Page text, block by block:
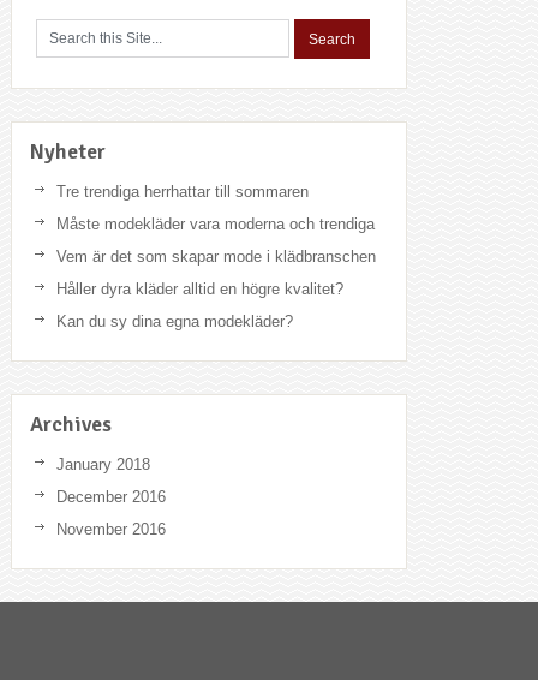
Nyheter
Tre trendiga herrhattar till sommaren
Måste modekläder vara moderna och trendiga
Vem är det som skapar mode i klädbranschen
Håller dyra kläder alltid en högre kvalitet?
Kan du sy dina egna modekläder?
Archives
January 2018
December 2016
November 2016